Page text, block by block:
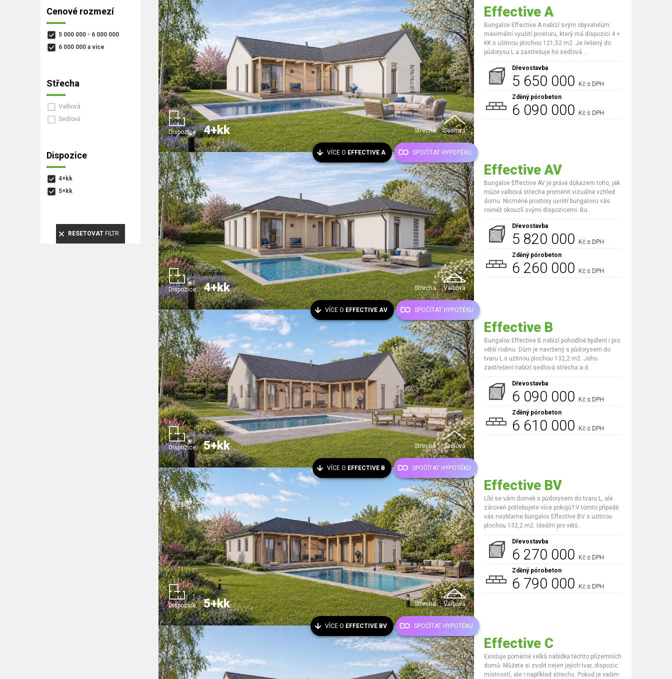
Cenové rozmezí
5 000 000 - 6 000 000
6 000 000 a více
Střecha
Valbová
Sedlová
Dispozice
4+kk
5+kk
RESETOVATFILTR
Střecha: Sedlová
Dispozice: 4+kk
Effective A
Bungalov Effective A nabízí svým obyvatelům
maximální využití prostoru, který má dispozici 4 +
KK s užitnou plochou 121,52 m2. Je řešený do
půdorysu L a zastřešuje ho sedlová ..
Dřevostavba
5 650 000
Kč s DPH
Zděný pórobeton
6 090 000 Kč s DPH
VÍCE O EFFECTIVE A SPOČÍTAT HYPOTÉKU
Střecha: Valbová
Dispozice: 4+kk
Effective AV
Bungalov Effective AV je právě důkazem toho, jak
může valbová střecha proměnit vizuálně vzhled
domu. Nicméně prostory uvnitř bungalovu vás
rovněž okouzlí svými dispozicemi. Bu..
Dřevostavba
5 820 000
Kč s DPH
Zděný pórobeton
6 260 000 Kč s DPH
VÍCE O EFFECTIVE AV SPOČÍTAT HYPOTÉKU
Střecha: Sedlová
Dispozice: 5+kk
Effective B
Bungalov Effective B nabízí pohodlně bydlení i pro
větší rodinu. Dům je navržený s půdorysem do
tvaru L s užitnou plochou 132,2 m2. Jeho
zastřešení nabízí sedlová střecha a d..
Dřevostavba
6 090 000
Kč s DPH
Zděný pórobeton
6 610 000 Kč s DPH
VÍCE O EFFECTIVE B SPOČÍTAT HYPOTÉKU
Střecha: Valbová
Dispozice: 5+kk
Effective BV
Líbí se vám domek s půdorysem do tvaru L, ale
zároveň potřebujete více pokojů? V tomto případě
vás nezklame bungalov Effective BV s užitnou
plochou 132,2 m2. Ideální pro větš..
Dřevostavba
6 270 000
Kč s DPH
Zděný pórobeton
6 790 000 Kč s DPH
VÍCE O EFFECTIVE BV SPOČÍTAT HYPOTÉKU
Effective C
Existuje poměrně velká nabídka těchto přízemních
domů- Můžete si zvolit nejen jejich tvar, dispozic
místností, ale i například střechu. Pokud je vašim